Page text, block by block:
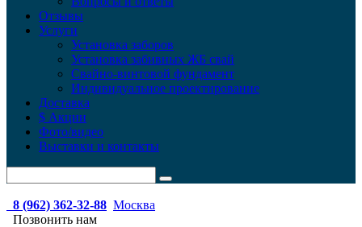
Отзывы
Услуги
Установка заборов
Установка забивных ЖБ свай
Свайно-винтовой фундамент
Индивидуальное проектирование
Доставка
$ Акции
Фото/видео
Выставки и контакты
8 (962) 362-32-88 Москва
Позвонить нам